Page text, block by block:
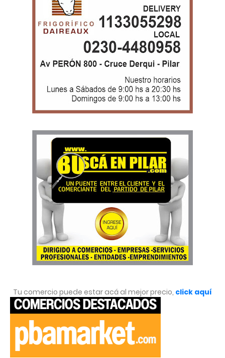
Tu comercio puede estar acá al mejor precio, click aquí